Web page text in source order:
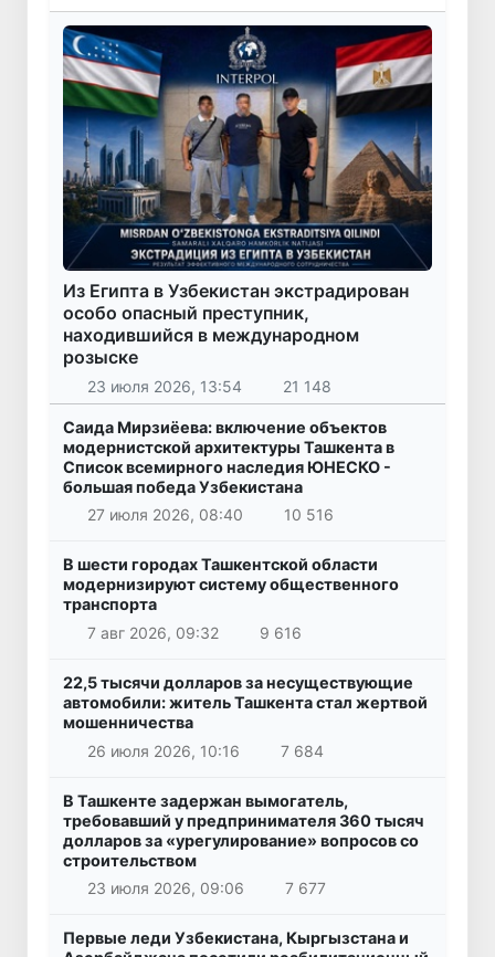
Из Египта в Узбекистан экстрадирован
особо опасный преступник,
находившийся в международном
розыске
23 июля 2026, 13:54 21 148
Саида Мирзиёева: включение объектов
модернистской архитектуры Ташкента в
Список всемирного наследия ЮНЕСКО -
большая победа Узбекистана
27 июля 2026, 08:40
10 516
В шести городах Ташкентской области
модернизируют систему общественного
транспорта
7 авг 2026, 09:32
9 616
22,5 тысячи долларов за несуществующие
автомобили: житель Ташкента стал жертвой
мошенничества
26 июля 2026, 10:16
7 684
В Ташкенте задержан вымогатель,
требовавший у предпринимателя 360 тысяч
долларов за «урегулирование» вопросов со
строительством
23 июля 2026, 09:06
7 677
Первые леди Узбекистана, Кыргызстана и